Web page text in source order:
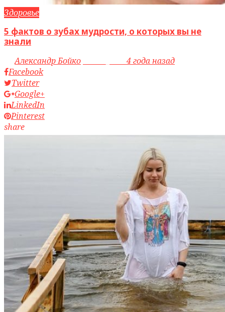
Здоровье
5 фактов о зубах мудрости, о которых вы не
знали
byАлександр Бойко
4 года назад
Facebook
Twitter
Google+
LinkedIn
Pinterest
share